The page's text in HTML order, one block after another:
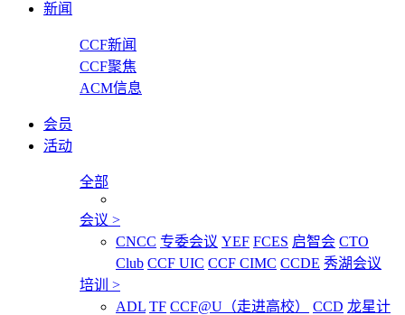
新闻
CCF新闻
CCF聚焦
ACM信息
会员
活动
全部
会议 >
CNCC 专委会议 YEF FCES 启智会 CTO
Club CCF UIC CCF CIMC CCDE 秀湖会议
培训 >
ADL TF CCF@U（走进高校） CCD 龙星计